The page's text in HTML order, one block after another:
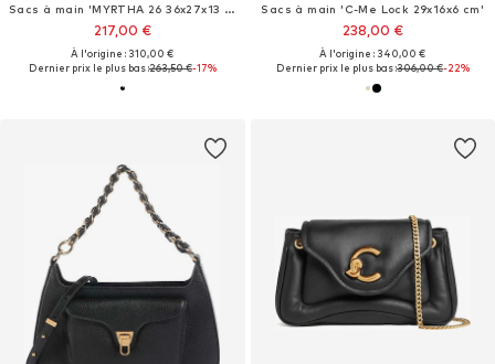
Sacs à main 'MYRTHA 26 36x27x13 cm'
217,00 €
À l'origine : 310,00 €
Dernier prix le plus bas :263,50 €-17%
Sacs à main 'C-Me Lock 29x16x6 cm'
238,00 €
À l'origine : 340,00 €
Dernier prix le plus bas :306,00 €-22%